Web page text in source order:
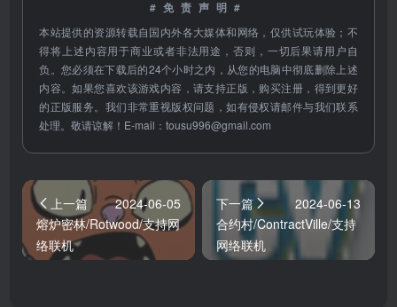
#免责声明#
本站提供的资源转载自国内外各大媒体和网络，仅供试玩体验；不
得将上述内容用于商业或者非法用途，否则，一切后果请用户自
负。您必须在下载后的24个小时之内，从您的电脑中彻底删除上述
内容。如果您喜欢该游戏内容，请支持正版，购买注册，得到更好
的正版服务。我们非常重视版权问题，如有侵权请邮件与我们联系
处理。敬请谅解！E-mail：tousu996@gmail.com
上一篇
2024-06-05
熔炉密林/Rotwood/支持网
络联机
下一篇
2024-06-13
合约村/ContractVille/支持
网络联机